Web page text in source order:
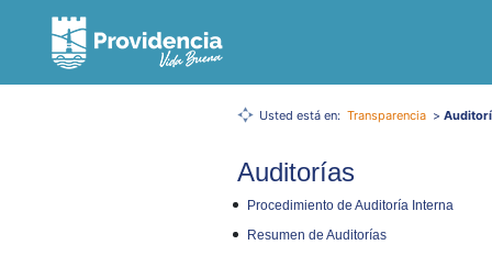
Usted está en: Transparencia >
Auditorías
Procedimiento de Auditoría Interna
Resumen de Auditorías